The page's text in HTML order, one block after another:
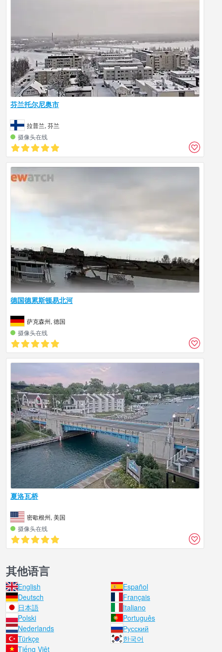
芬兰托尔尼奥市
拉普兰, 芬兰
摄像头在线
德国德累斯顿易北河
萨克森州, 德国
摄像头在线
夏洛瓦桥
密歇根州, 美国
摄像头在线
其他语言
English
Español
Deutsch
Français
日本語
Italiano
Polski
Português
Nederlands
Русский
Türkçe
한국어
Tiếng Việt